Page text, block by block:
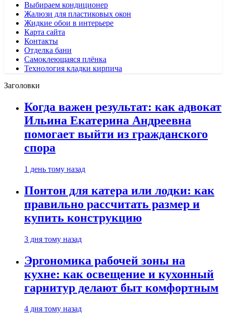
Выбираем кондиционер
Жалюзи для пластиковых окон
Жидкие обои в интерьере
Карта сайта
Контакты
Отделка бани
Самоклеющаяся плёнка
Технология кладки кирпича
Заголовки
Когда важен результат: как адвокат
Ильина Екатерина Андреевна
помогает выйти из гражданского
спора
1 день тому назад
Понтон для катера или лодки: как
правильно рассчитать размер и
купить конструкцию
3 дня тому назад
Эргономика рабочей зоны на
кухне: как освещение и кухонный
гарнитур делают быт комфортным
4 дня тому назад